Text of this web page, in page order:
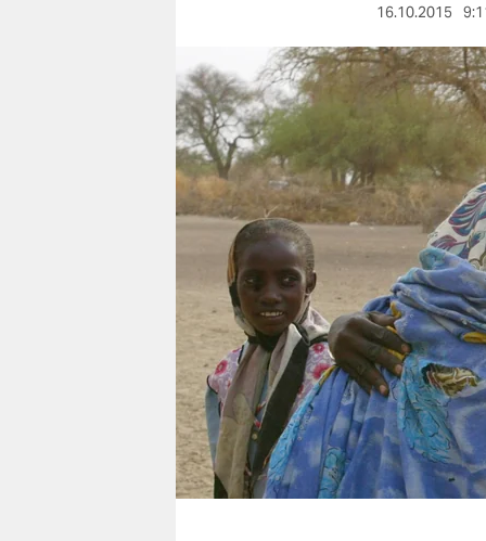
berlin
nord
wahrheit
verlag
verlag
veranstaltungen
shop
fragen & hilfe
unterstützen
abo
genossenschaft
16.10.2015